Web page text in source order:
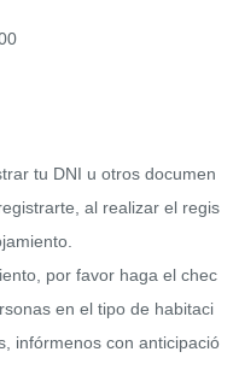
tu DNI u otros documen
al realizar el regis
por favor haga el chec
en el tipo de habitaci
infórmenos con anticipació